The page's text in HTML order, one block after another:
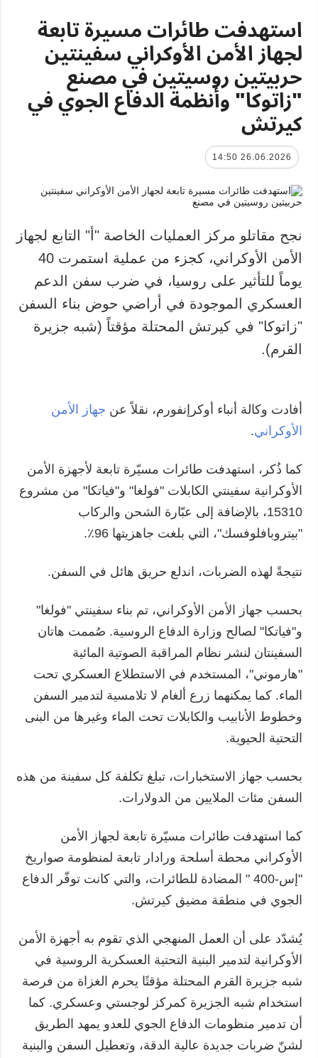
استهدفت طائرات مسيرة تابعة
لجهاز الأمن الأوكراني سفينتين
حربيتين روسيتين في مصنع
"زاتوكا" وأنظمة الدفاع الجوي في
كيرتش
26.06.2026 14:50
نجح مقاتلو مركز العمليات الخاصة "أ" التابع لجهاز
الأمن الأوكراني، كجزء من عملية استمرت 40
يوماً للتأثير على روسيا، في ضرب سفن الدعم
العسكري الموجودة في أراضي حوض بناء السفن
"زاتوكا" في كيرتش المحتلة مؤقتاً (شبه جزيرة
القرم).
أفادت وكالة أنباء أوكرإنفورم، نقلاً عن جهاز الأمن
الأوكراني.
كما ذُكر، استهدفت طائرات مسيّرة تابعة لأجهزة الأمن
الأوكرانية سفينتي الكابلات "فولغا" و"فياتكا" من مشروع
15310، بالإضافة إلى عبّارة الشحن والركاب
"بيتروبافلوفسك"، التي بلغت جاهزيتها 96٪.
نتيجةً لهذه الضربات، اندلع حريق هائل في السفن.
بحسب جهاز الأمن الأوكراني، تم بناء سفينتي "فولغا"
و"فياتكا" لصالح وزارة الدفاع الروسية. صُممت هاتان
السفينتان لنشر نظام المراقبة الصوتية المائية
"هارموني"، المستخدم في الاستطلاع العسكري تحت
الماء. كما يمكنهما زرع ألغام لا تلامسية لتدمير السفن
وخطوط الأنابيب والكابلات تحت الماء وغيرها من البنى
التحتية الحيوية.
بحسب جهاز الاستخبارات، تبلغ تكلفة كل سفينة من هذه
السفن مئات الملايين من الدولارات.
كما استهدفت طائرات مسيّرة تابعة لجهاز الأمن
الأوكراني محطة أسلحة ورادار تابعة لمنظومة صواريخ
"إس-400 " المضادة للطائرات، والتي كانت توفّر الدفاع
الجوي في منطقة مضيق كيرتش.
يُشدّد على أن العمل المنهجي الذي تقوم به أجهزة الأمن
الأوكرانية لتدمير البنية التحتية العسكرية الروسية في
شبه جزيرة القرم المحتلة مؤقتًا يحرم الغزاة من فرصة
استخدام شبه الجزيرة كمركز لوجستي وعسكري. كما
أن تدمير منظومات الدفاع الجوي للعدو يمهد الطريق
لشنّ ضربات جديدة عالية الدقة، وتعطيل السفن والبنية